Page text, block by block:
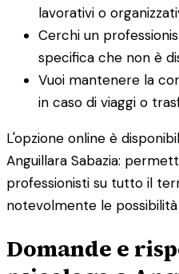
lavorativi o
Cerchi un
specifica che non è
Vuoi mantenere la
in caso di viaggi o
L'opzione online è
Anguillara Sabazia:
professionisti su tutto il
notevolmente le
Domande e